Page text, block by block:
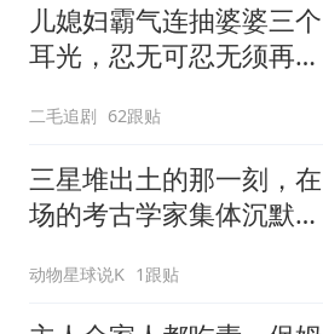
儿媳妇霸气连抽婆婆三个
耳光，忍无可忍无须再
二毛追剧 62跟贴
三星堆出土的那一刻，在
场的考古学家集体沉默
动物星球说K 1跟贴